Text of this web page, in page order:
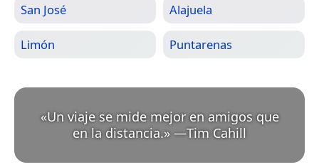
San José Alajuela
Limón Puntarenas
«Un viaje se mide mejor en amigos que
en la distancia.» —Tim Cahill